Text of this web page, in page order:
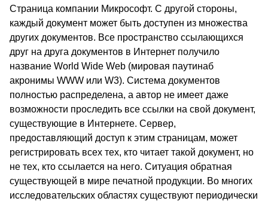
Страница компании Микрософт. С другой стороны,
каждый документ может быть доступен из множества
других документов. Все пространство ссылающихся
друг на друга документов в Интернет получило
название World Wide Web (мировая паутинаб
акронимы WWW или W3). Система документов
полностью распределена, а автор не имеет даже
возможности проследить все ссылки на свой документ,
существующие в Интернете. Сервер,
предоставляющий доступ к этим страницам, может
регистрировать всех тех, кто читает такой документ, но
не тех, кто ссылается на него. Ситуация обратная
существующей в мире печатной продукции. Во многих
исследовательских областях существуют периодически